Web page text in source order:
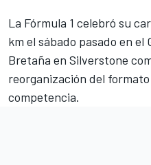
La Fórmula 1 celebró su
km el sábado pasado en el
Bretaña en Silverstone
reorganización del
competencia.